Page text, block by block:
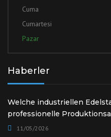
Cuma
Cumartesi
Pazar
Haberler
Welche industriellen
professionelle
11/05/2026